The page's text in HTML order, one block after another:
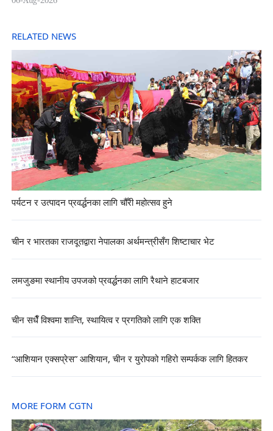
RELATED NEWS
पर्यटन र उत्पादन प्रवर्द्धनका लागि चौँरी महोत्सव हुने
चीन र भारतका राजदूतद्वारा नेपालका अर्थमन्त्रीसँग शिष्टाचार भेट
लमजुङमा स्थानीय उपजको प्रवर्द्धनका लागि रैथाने हाटबजार
चीन सधैँ विश्वमा शान्ति, स्थायित्व र प्रगतिको लागि एक शक्ति
“आशियान एक्सप्रेस” आशियान, चीन र युरोपको गहिरो सम्पर्कक लागि हितकर
MORE FORM CGTN